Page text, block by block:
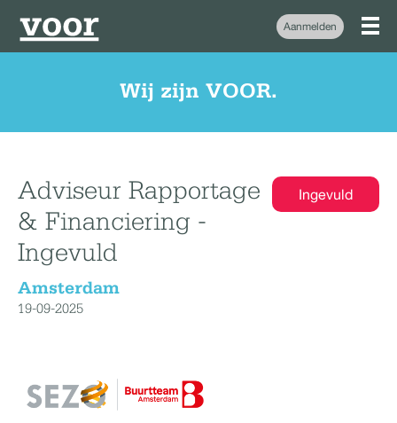
Aanmelden
Wij zijn VOOR.
Ingevuld
Adviseur Rapportage
& Financiering -
Ingevuld
Amsterdam
19-09-2025